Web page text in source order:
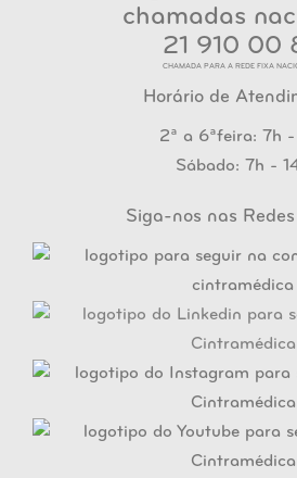
21 910 00
CHAMADA PARA A REDE FIXA
Horário de
2ª a 6ªfeira: 7h -
Sábado: 7h -
Siga-nos nas